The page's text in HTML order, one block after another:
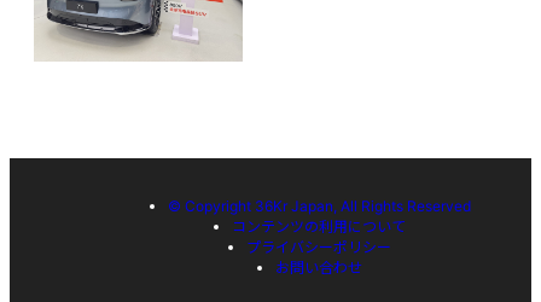
© Copyright 36Kr Japan, All Rights Reserved
コンテンツの利用について
プライバシーポリシー
お問い合わせ